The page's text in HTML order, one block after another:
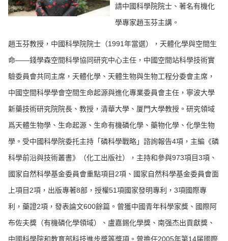
請中國科學院院士、著名有機化
學專家趙玉芬主講。
趙玉芬教授，中國科學院院士（1991年當選），天體化學與空間生
命——錢學森空間科學協同研究中心主任，中國空間站科學技術實
驗委員會共同主席，天體化學、天體生物與生物工程分委會主席，
中國空間科學學會空間生命起源與進化專業委員會主任，寧波大學
新藥技術研究院院長、教授，清華大學、厦門大學教授。研究領域
爲天體生物學、生命起源、生命有機磷化學、藥物化學、化學生物
學。受中國科學院委托主持「磷科學戰略」諮詢報告4項，主編《磷
科學前沿與技術叢書》（化工出版社），主持和參與973項目3項、
國家自然科學基金委員會重點項目2項、國家自然科學基金委員會面
上項目2項，出版專著8部，授權51項國家發明專利，3項國際專
利，藥證2項，發表論文600餘篇。曾獲中國青年科學家獎、國際阿
布佐夫獎（有機磷化學領域）、盧嘉錫化學獎、南强杰出貢獻獎、
中國科學院和教育部科技進步獎等獎項。曾擔任2005年第14届國際